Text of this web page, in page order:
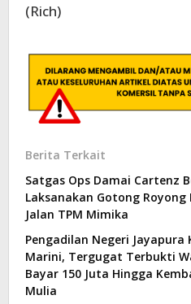
(Rich)
Berita Terkait
Satgas Ops Damai Cartenz
Laksanakan Gotong Royong
Jalan TPM Mimika
Pengadilan Negeri
Marini, Tergugat Terbukti
Bayar 150 Juta Hingga
Mulia